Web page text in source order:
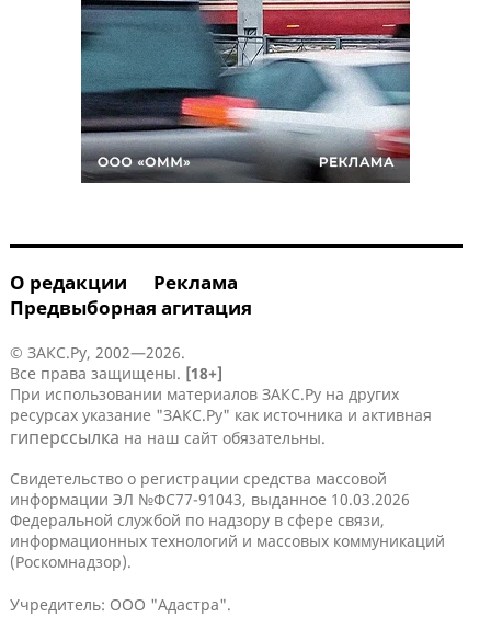
О редакции
Реклама
Предвыборная агитация
© ЗАКС.Ру, 2002—2026.
Все права защищены. [18+]
При использовании материалов ЗАКС.Ру на других
ресурсах указание "ЗАКС.Ру" как источника и активная
гиперссылка на наш сайт обязательны.
Свидетельство о регистрации средства массовой
информации ЭЛ №ФС77-91043, выданное 10.03.2026
Федеральной службой по надзору в сфере связи,
информационных технологий и массовых коммуникаций
(Роскомнадзор).
Учредитель: ООО "Адастра".